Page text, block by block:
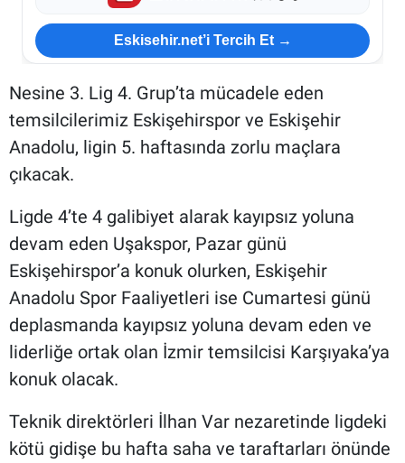
Eskisehir.net’i Tercih Et →
Nesine 3. Lig 4. Grup’ta mücadele eden
temsilcilerimiz Eskişehirspor ve Eskişehir
Anadolu, ligin 5. haftasında zorlu maçlara
çıkacak.
Ligde 4’te 4 galibiyet alarak kayıpsız yoluna
devam eden Uşakspor, Pazar günü
Eskişehirspor’a konuk olurken, Eskişehir
Anadolu Spor Faaliyetleri ise Cumartesi günü
deplasmanda kayıpsız yoluna devam eden ve
liderliğe ortak olan İzmir temsilcisi Karşıyaka’ya
konuk olacak.
Teknik direktörleri İlhan Var nezaretinde ligdeki
kötü gidişe bu hafta saha ve taraftarları önünde